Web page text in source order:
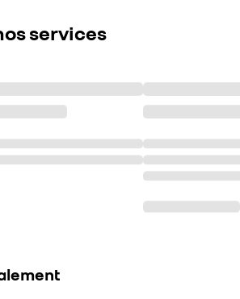
services